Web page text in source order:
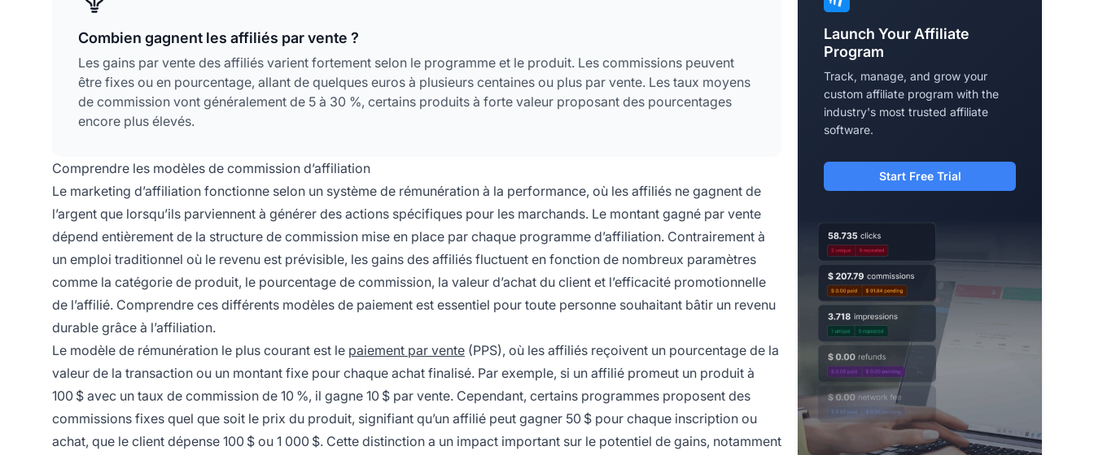
Combien gagnent les affiliés par vente ?
Les gains par vente des affiliés varient fortement selon le programme et le produit. Les commissions peuvent
être fixes ou en pourcentage, allant de quelques euros à plusieurs centaines ou plus par vente. Les taux moyens
de commission vont généralement de 5 à 30 %, certains produits à forte valeur proposant des pourcentages
encore plus élevés.
Comprendre les modèles de commission d’affiliation
Le marketing d’affiliation fonctionne selon un système de rémunération à la performance, où les affiliés ne gagnent de
l’argent que lorsqu’ils parviennent à générer des actions spécifiques pour les marchands. Le montant gagné par vente
dépend entièrement de la structure de commission mise en place par chaque programme d’affiliation. Contrairement à
un emploi traditionnel où le revenu est prévisible, les gains des affiliés fluctuent en fonction de nombreux paramètres
comme la catégorie de produit, le pourcentage de commission, la valeur d’achat du client et l’efficacité promotionnelle
de l’affilié. Comprendre ces différents modèles de paiement est essentiel pour toute personne souhaitant bâtir un revenu
durable grâce à l’affiliation.
Le modèle de rémunération le plus courant est le paiement par vente (PPS), où les affiliés reçoivent un pourcentage de la
valeur de la transaction ou un montant fixe pour chaque achat finalisé. Par exemple, si un affilié promeut un produit à
100 $ avec un taux de commission de 10 %, il gagne 10 $ par vente. Cependant, certains programmes proposent des
commissions fixes quel que soit le prix du produit, signifiant qu’un affilié peut gagner 50 $ pour chaque inscription ou
achat, que le client dépense 100 $ ou 1 000 $. Cette distinction a un impact important sur le potentiel de gains, notamment
Launch Your Affiliate
Program
Track, manage, and grow your
custom affiliate program with the
industry's most trusted affiliate
software.
Start Free Trial